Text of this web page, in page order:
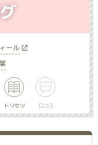
ール
トリセツ 口コミ